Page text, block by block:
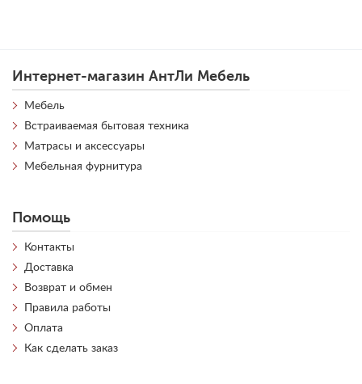
Интернет-магазин АнтЛи Мебель
Мебель
Встраиваемая бытовая техника
Матрасы и аксессуары
Мебельная фурнитура
Помощь
Контакты
Доставка
Возврат и обмен
Правила работы
Оплата
Как сделать заказ